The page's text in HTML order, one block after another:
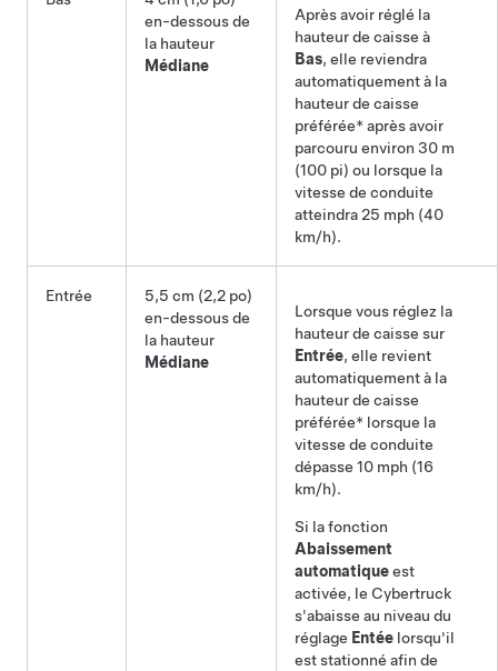
en-dessous de
la hauteur
Médiane
Après avoir réglé la
hauteur de caisse à
Bas, elle reviendra
automatiquement à la
hauteur de caisse
préférée* après avoir
parcouru environ 30 m
(100 pi) ou lorsque la
vitesse de conduite
atteindra25 mph (40
km/h).
Entrée
5,5 cm (2,2 po)
en-dessous de
la hauteur
Médiane
Lorsque vous réglez la
hauteur de caisse sur
Entrée, elle revient
automatiquement à la
hauteur de caisse
préférée* lorsque la
vitesse de conduite
dépasse 10 mph (16
km/h).
Si la fonction
Abaissement
automatiqueest
activée, le Cybertruck
s'abaisse au niveau du
réglage Entée lorsqu'il
est stationné afin de